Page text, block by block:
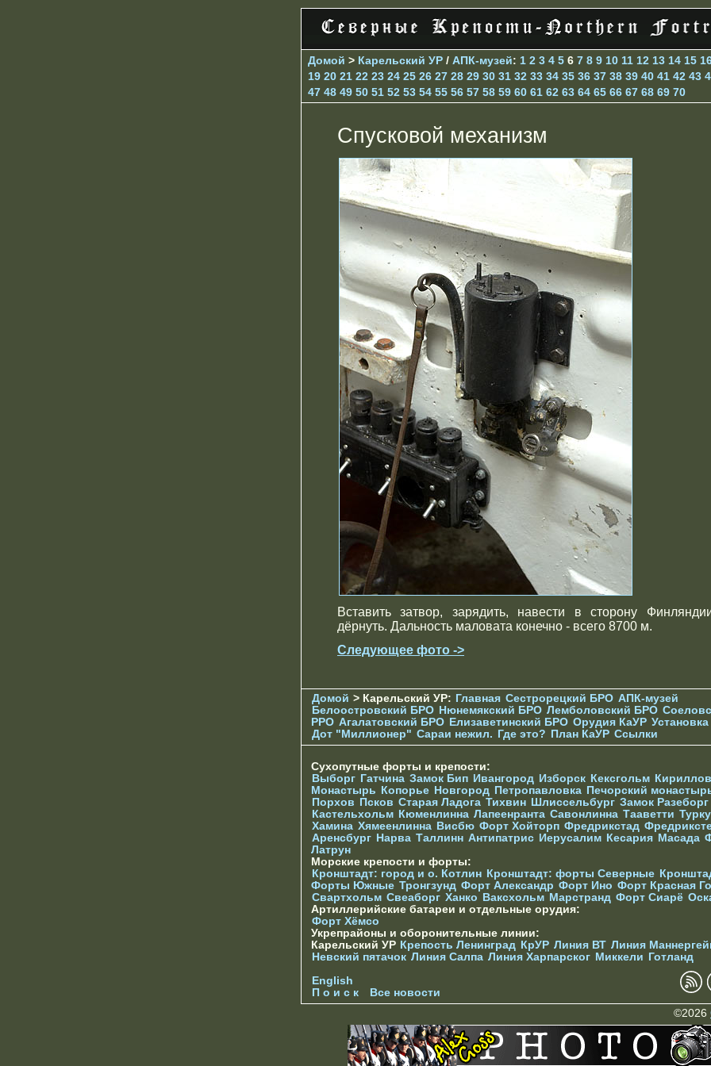
Домой > Карельский УР / АПК-музей: 1 2 3 4 5 6 7 8 9 10 11 12 13 14 15
19 20 21 22 23 24 25 26 27 28 29 30 31 32 33 34 35 36 37 38 39 40 41 42 43
47 48 49 50 51 52 53 54 55 56 57 58 59 60 61 62 63 64 65 66 67 68 69 70
Спусковой механизм
Вставить затвор, зарядить, навести в сторону
дёрнуть. Дальность маловата конечно - всего 8700 м.
Следующее фото ->
Домой > Карельский УР: Главная Сестрорецкий БРО АПК-музей
Белоостровский БРО Нюнемякский БРО Лемболовский БРО
РРО Агалатовский БРО Елизаветинcкий БРО Орудия КаУР
Дот "Миллионер" Сараи нежил. Где это? План КаУР Ссылки
Сухопутные форты и крепости:
Выборг Гатчина Замок Бип Ивангород Изборск Кексгольм
Монастырь
Копорье Новгород Петропавловка Печорcкий
Порхов
Псков Старая Ладога Тихвин Шлиссельбург Замок Разеборг
Кастельхольм Кюменлинна Лапеенранта Савонлинна Тааветти Турку
Хамина Хямеенлинна Висбю Форт Хойторп Фредрикстад
Аренсбург Нарва Таллинн Антипатрис Иерусалим Кесария Масада
Латрун
Морские крепости и форты:
Кронштадт: город и о. Котлин Кронштадт: форты Северные
Форты Южные Тронгзунд Форт Александр Форт Ино Форт Красная
Свартхольм Свеаборг Ханко Ваксхольм Марстранд Форт Сиарё
Артиллерийские батареи и отдельные орудия:
Форт Хёмсо
Укрепрайоны и оборонительные линии:
Карельский УР Крепость Ленинград КрУР Линия ВТ Линия
Невский пятачок Линия Салпа Линия Харпарског Миккели
Готланд
English
П о и с к
Все новости
©2026